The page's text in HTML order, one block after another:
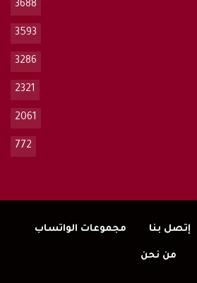
3688
3593
3286
2321
2061
772
إتصل بنا مجموعات الواتساب
من نحن